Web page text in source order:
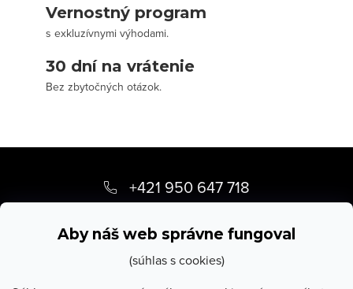
Aby náš web správne fungoval
(súhlas s cookies)
Vernostný program
s exkluzívnymi výhodami.
30 dní na vrátenie
Bez zbytočných otázok.
p
+421 950 647 718